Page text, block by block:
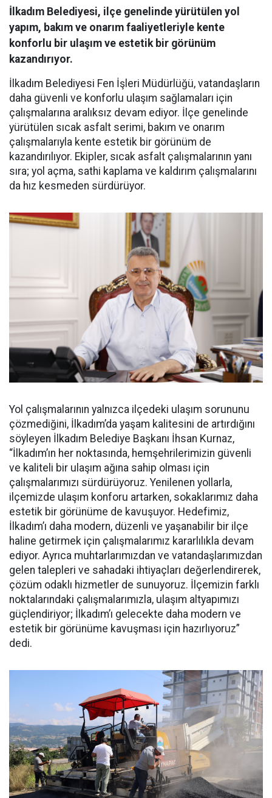
İlkadım Belediyesi, ilçe genelinde yürütülen yol
yapım, bakım ve onarım faaliyetleriyle kente
konforlu bir ulaşım ve estetik bir görünüm
kazandırıyor.
İlkadım Belediyesi Fen İşleri Müdürlüğü, vatandaşların
daha güvenli ve konforlu ulaşım sağlamaları için
çalışmalarına aralıksız devam ediyor. İlçe genelinde
yürütülen sıcak asfalt serimi, bakım ve onarım
çalışmalarıyla kente estetik bir görünüm de
kazandırılıyor. Ekipler, sıcak asfalt çalışmalarının yanı
sıra; yol açma, sathi kaplama ve kaldırım çalışmalarını
da hız kesmeden sürdürüyor.
Yol çalışmalarının yalnızca ilçedeki ulaşım sorununu
çözmediğini, İlkadım’da yaşam kalitesini de artırdığını
söyleyen İlkadım Belediye Başkanı İhsan Kurnaz,
“İlkadım’ın her noktasında, hemşehrilerimizin güvenli
ve kaliteli bir ulaşım ağına sahip olması için
çalışmalarımızı sürdürüyoruz. Yenilenen yollarla,
ilçemizde ulaşım konforu artarken, sokaklarımız daha
estetik bir görünüme de kavuşuyor. Hedefimiz,
İlkadım’ı daha modern, düzenli ve yaşanabilir bir ilçe
haline getirmek için çalışmalarımız kararlılıkla devam
ediyor. Ayrıca muhtarlarımızdan ve vatandaşlarımızdan
gelen talepleri ve sahadaki ihtiyaçları değerlendirerek,
çözüm odaklı hizmetler de sunuyoruz. İlçemizin farklı
noktalarındaki çalışmalarımızla, ulaşım altyapımızı
güçlendiriyor; İlkadım’ı gelecekte daha modern ve
estetik bir görünüme kavuşması için hazırlıyoruz”
dedi.